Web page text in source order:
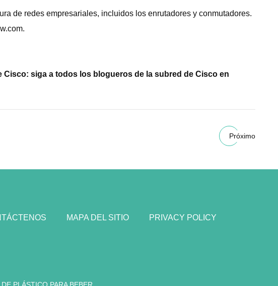
de redes empresariales, incluidos los enrutadores y conmutadores.
.
Cisco: siga a todos los blogueros de la subred de Cisco en
Próximo
MAPA DEL SITIO PRIVACY POLICY
PLÁSTICO PARA BEBER